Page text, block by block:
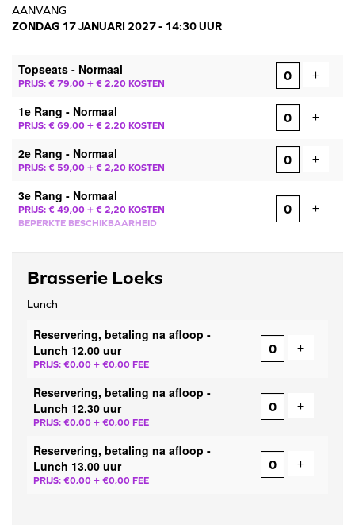
AANVANG
ZONDAG 17 JANUARI 2027 - 14:30 UUR
Topseats - Normaal
PRIJS: € 79,00 + € 2,20 KOSTEN
+Voeg
1e Rang - Normaal
PRIJS: € 69,00 + € 2,20 KOSTEN
+Voeg
2e Rang - Normaal
PRIJS: € 59,00 + € 2,20 KOSTEN
+Voeg
3e Rang - Normaal
PRIJS: € 49,00 + € 2,20 KOSTEN
BEPERKTE BESCHIKBAARHEID
+Voeg
Brasserie Loeks
Lunch
Reservering, betaling na afloop -
Lunch 12.00 uur
PRIJS: €0,00 + €0,00 FEE
+Voeg
Reservering, betaling na afloop -
Lunch 12.30 uur
PRIJS: €0,00 + €0,00 FEE
+Voeg
Reservering, betaling na afloop -
Lunch 13.00 uur
PRIJS: €0,00 + €0,00 FEE
+Voeg